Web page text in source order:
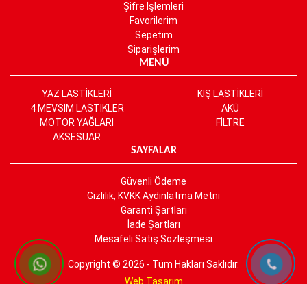
Şifre İşlemleri
Favorilerim
Sepetim
Siparişlerim
MENÜ
YAZ LASTİKLERİ
KIŞ LASTİKLERİ
4 MEVSİM LASTİKLER
AKÜ
MOTOR YAĞLARI
FİLTRE
AKSESUAR
SAYFALAR
Güvenli Ödeme
Gizlilik, KVKK Aydınlatma Metni
Garanti Şartları
İade Şartları
Mesafeli Satış Sözleşmesi
Copyright © 2026 - Tüm Hakları Saklıdır.
Web Tasarım